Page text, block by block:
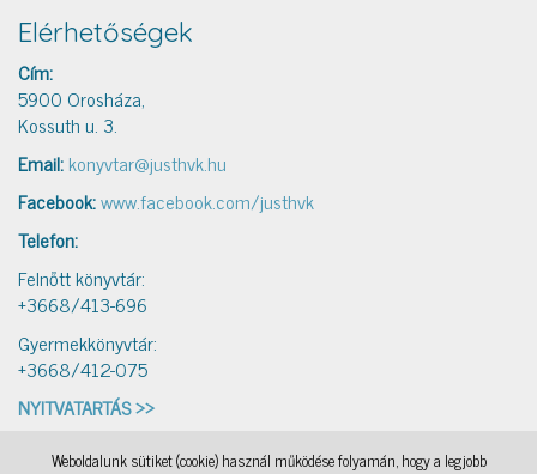
Elérhetőségek
Cím:
5900 Orosháza,
Kossuth u. 3.
Email:konyvtar@justhvk.hu
Facebook:www.facebook.com/justhvk
Telefon:
Felnőtt könyvtár:
+3668/413-696
Gyermekkönyvtár:
+3668/412-075
NYITVATARTÁS >>
Weboldalunk sütiket (cookie) használ működése folyamán, hogy a legjobb